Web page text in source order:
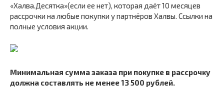
«Халва.Десятка»(если ее нет), которая даёт 10 месяцев
рассрочки на любые покупки у партнёров Халвы. Ссылки на
полные условия акции.
Минимальная сумма заказа при покупке в рассрочку
должна составлять не менее 13 500 рублей.